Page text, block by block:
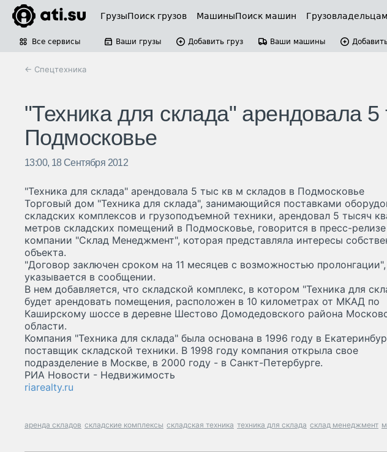
ГрузыПоиск грузов МашиныПоиск машин Грузовладельцам
Все сервисы Ваши грузы Добавить груз Ваши машины
← Спецтехника
"Техника для склада" арендовала
Подмосковье
13:00, 18 Сентября 2012
"Техника для склада" арендовала 5 тыс кв м складов в Подмосковье
Торговый дом "Техника для склада", занимающийся поставками
складских комплексов и грузоподъемной техники, арендовал 5 тысяч
метров складских помещений в Подмосковье, говорится в пресс-релизе
компании "Склад Менеджмент", которая представляла интересы
объекта.
"Договор заключен сроком на 11 месяцев с возможностью
указывается в сообщении.
В нем добавляется, что складской комплекс, в котором "Техника для
будет арендовать помещения, расположен в 10 километрах от МКАД по
Каширскому шоссе в деревне Шестово Домодедовского района
области.
Компания "Техника для склада" была основана в 1996 году в
поставщик складской техники. В 1998 году компания открыла свое
подразделение в Москве, в 2000 году - в Санкт-Петербурге.
РИА Новости - Недвижимость
riarealty.ru
аренда складов складские комплексы складская техника техника для склада склад менеджмент